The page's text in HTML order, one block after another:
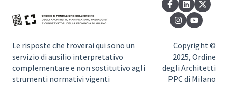
Sottotetti
Dotazioni igienico sanitarie
Invarianza idraulica
Vincoli paesaggistici
Le risposte che troverai qui sono un
servizio di ausilio interpretativo
complementare e non sostitutivo agli
strumenti normativi vigenti
Copyright ©
2025, Ordine
degli Architetti
PPC di Milano